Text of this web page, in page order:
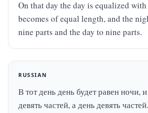
On that day the day is equalized
becomes of equal length, and the
nine parts and the day to nine parts.
RUSSIAN
В тот день день будет равен ночи,
девять частей, а день девять частей.